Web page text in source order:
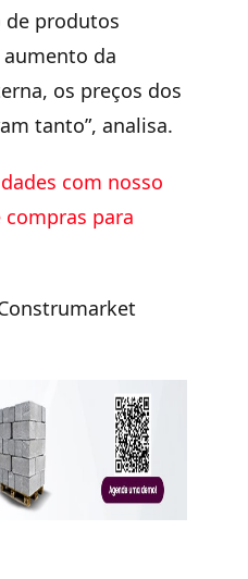
de produtos
da
os preços dos
tanto”, analisa.
com nosso
compras para